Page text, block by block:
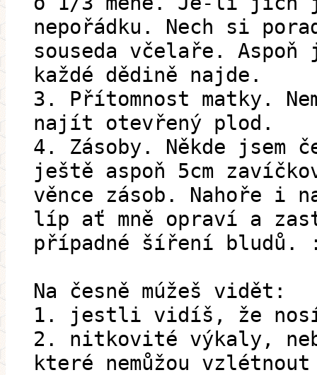
nepořádku. Nech si
souseda včelaře. Aspoň
každé dědině najde.
3. Přítomnost matky.
najít otevřený plod.
4. Zásoby. Někde jsem
ještě aspoň 5cm
věnce zásob. Nahoře i
líp ať mně opraví a
případné šíření
Na česně múžeš vidět:
1. jestli vidíš, že
2. nitkovité výkaly,
které nemůžou